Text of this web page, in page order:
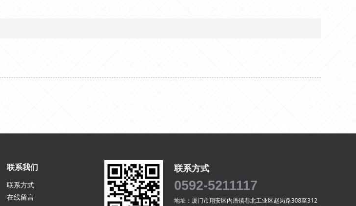
联系我们
联系方式
在线留言
联系方式
0592-5211117
地址：厦门市翔安区内厝镇巷北工业区赵岗路308至312